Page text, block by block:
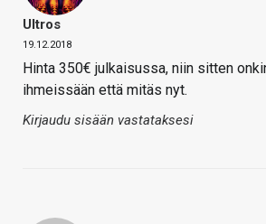
Ultros
19.12.2018
Hinta 350€ julkaisussa, niin sitten
ihmeissään että mitäs nyt.
Kirjaudu sisään vastataksesi